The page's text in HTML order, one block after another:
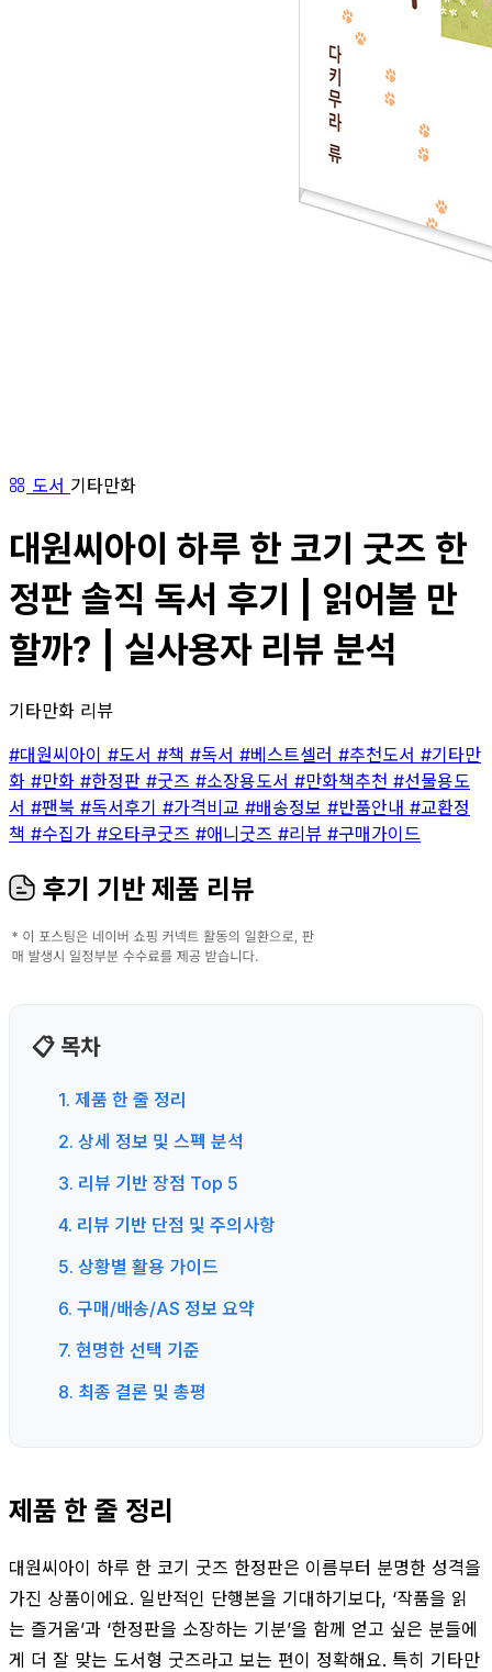
도서 기타만화
대원씨아이 하루 한 코기 굿즈 한
정판 솔직 독서 후기 | 읽어볼 만
할까? | 실사용자 리뷰 분석
기타만화 리뷰
#대원씨아이 #도서 #책 #독서 #베스트셀러 #추천도서 #기타만
화 #만화 #한정판 #굿즈 #소장용도서 #만화책추천 #선물용도
서 #팬북 #독서후기 #가격비교 #배송정보 #반품안내 #교환정
책 #수집가 #오타쿠굿즈 #애니굿즈 #리뷰 #구매가이드
후기 기반 제품 리뷰
📋 목차
1. 제품 한 줄 정리
2. 상세 정보 및 스펙 분석
3. 리뷰 기반 장점 Top 5
4. 리뷰 기반 단점 및 주의사항
5. 상황별 활용 가이드
6. 구매/배송/AS 정보 요약
7. 현명한 선택 기준
8. 최종 결론 및 총평
제품 한 줄 정리
대원씨아이 하루 한 코기 굿즈 한정판은 이름부터 분명한 성격을
가진 상품이에요. 일반적인 단행본을 기대하기보다, ‘작품을 읽
는 즐거움’과 ‘한정판을 소장하는 기분’을 함께 얻고 싶은 분들에
게 더 잘 맞는 도서형 굿즈라고 보는 편이 정확해요. 특히 기타만